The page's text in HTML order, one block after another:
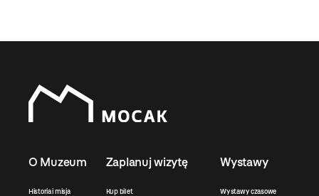
O Muzeum
Historia i misja
Zaplanuj wizytę
Kup bilet
Wystawy
Wystawy czasowe